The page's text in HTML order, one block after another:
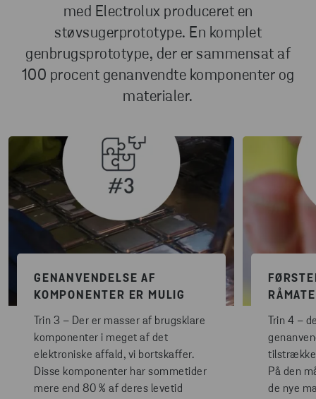
med Electrolux produceret en
støvsugerprototype. En komplet
genbrugsprototype, der er sammensat af
100 procent genanvendte komponenter og
materialer.
GENANVENDELSE AF
KOMPONENTER ER MULIG
Trin 3 – Der er masser af brugsklare
komponenter i meget af det
elektroniske affald, vi bortskaffer.
Disse komponenter har sommetider
mere end 80 % af deres levetid
Trin 4 –
På den
de nye